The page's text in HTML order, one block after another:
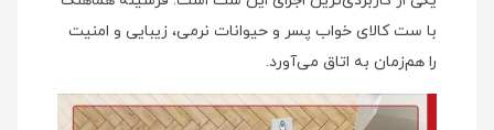
با ست کالای خواب پسر و حیوانات نرمی، زیبایی و امنیت
را هم‌زمان به اتاق می‌آورد.